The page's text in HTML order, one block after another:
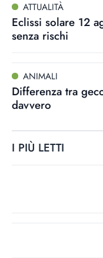
ATTUALITÀ
Eclissi solare 12
senza rischi
ANIMALI
Differenza tra
davvero
I PIÙ LETTI